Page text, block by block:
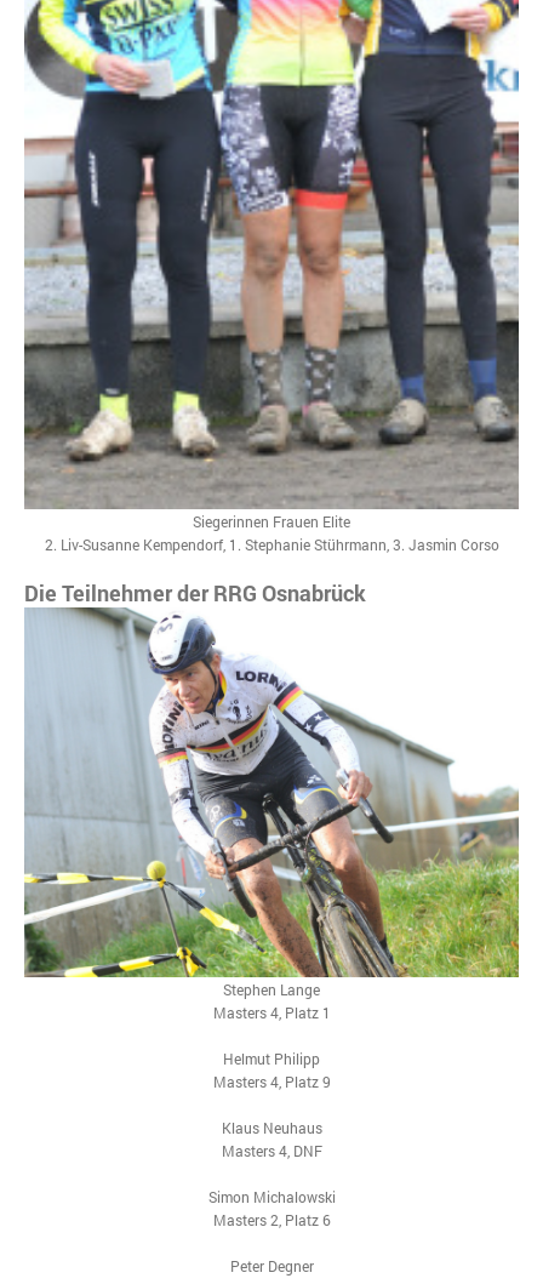
Siegerinnen Frauen Elite
2. Liv-Susanne Kempendorf, 1. Stephanie Stührmann, 3. Jasmin Corso
Die Teilnehmer der RRG Osnabrück
Stephen Lange
Masters 4, Platz 1
Helmut Philipp
Masters 4, Platz 9
Klaus Neuhaus
Masters 4, DNF
Simon Michalowski
Masters 2, Platz 6
Peter Degner